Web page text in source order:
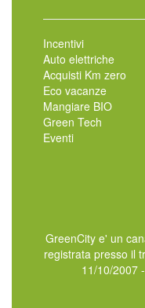
Incentivi
Auto elettriche
Acquisti Km zero
Eco vacanze
Mangiare BIO
Green Tech
Eventi
GreenCity e' un
registrata presso il
11/10/2007